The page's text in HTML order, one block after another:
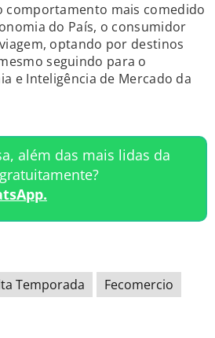
comportamento mais comedido
do País, o consumidor
optando por destinos
seguindo para o
e Inteligência de Mercado da
além das mais lidas da
Temporada
Fecomercio